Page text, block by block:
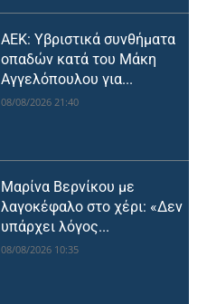
ΑΕΚ: Υβριστικά συνθήματα
οπαδών κατά του Μάκη
Αγγελόπουλου για...
08/08/2026 21:40
Μαρίνα Βερνίκου με
λαγοκέφαλο στο χέρι: «Δεν
υπάρχει λόγος...
08/08/2026 10:35